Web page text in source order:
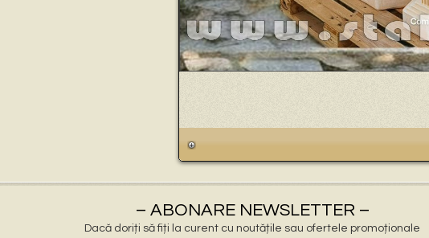
– ABONARE NEWSLETTER –
Dacă doriți să fiți la curent cu noutățile sau ofertele promoționale